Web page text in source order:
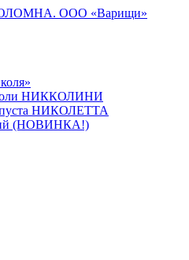
НИККОЛИНИ
НИКОЛЕТТА
(НОВИНКА!)